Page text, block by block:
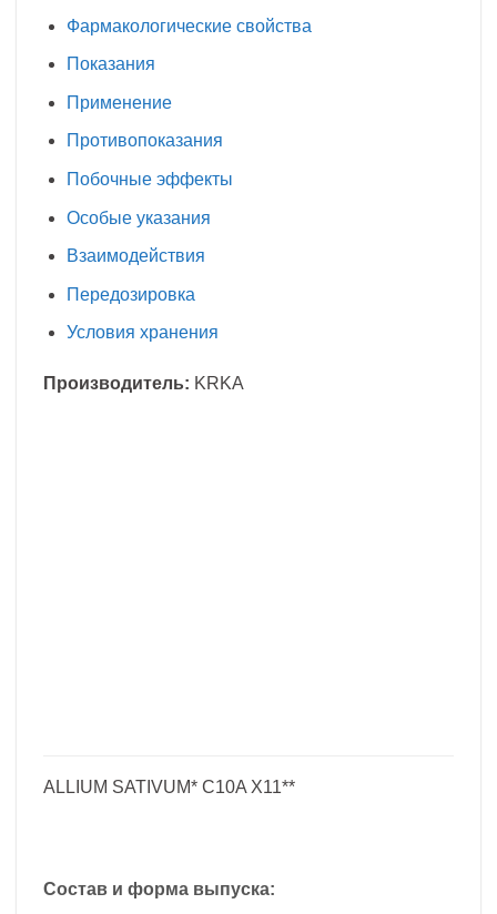
Фармакологические свойства
Показания
Применение
Противопоказания
Побочные эффекты
Особые указания
Взаимодействия
Передозировка
Условия хранения
Производитель: KRKA
ALLIUM SATIVUM* C10A X11**
Состав и форма выпуска: